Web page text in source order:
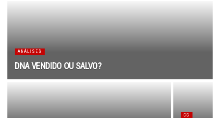
ANÁLISES
DNA VENDIDO OU SALVO?
CG